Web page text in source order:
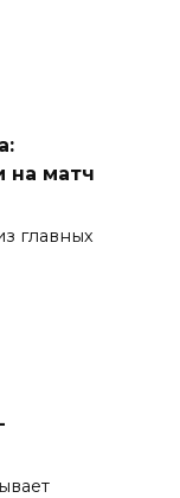
на матч
главных